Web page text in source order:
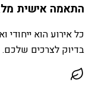
התאמה אישית
כל אירוע הוא ייחודי
בדיוק לצרכים שלכם.